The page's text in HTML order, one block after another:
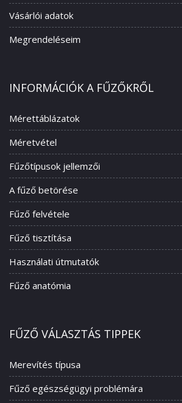
Vásárlói adatok
Megrendeléseim
INFORMÁCIÓK A FŰZŐKRŐL
Mérettáblázatok
Méretvétel
Fűzőtípusok jellemzői
A fűző betörése
Fűző felvétele
Fűző tisztítása
Használati útmutatók
Fűző anatómia
FŰZŐ VÁLASZTÁS TIPPEK
Merevítés típusa
Fűző egészségügyi problémára